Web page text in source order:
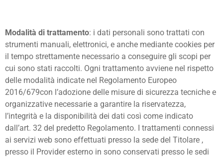
Modalità di trattamento: i dati personali sono trattati con
strumenti manuali, elettronici, e anche mediante cookies per
il tempo strettamente necessario a conseguire gli scopi per
cui sono stati raccolti. Ogni trattamento avviene nel rispetto
delle modalità indicate nel Regolamento Europeo
2016/679con l’adozione delle misure di sicurezza tecniche e
organizzative necessarie a garantire la riservatezza,
l’integrità e la disponibilità dei dati così come indicato
dall’art. 32 del predetto Regolamento. I trattamenti connessi
ai servizi web sono effettuati presso la sede del Titolare ,
presso il Provider esterno in sono conservati presso le sedi